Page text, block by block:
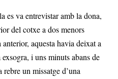
es va entrevistar amb la dona,
del cotxe a dos menors
aquesta havia deixat a
i uns minuts abans de
un missatge d’una